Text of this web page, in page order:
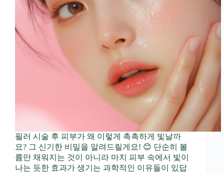
필러 시술 후 피부가 왜 이렇게 촉촉하게 빛날까
요? 그 신기한 비밀을 알려드릴게요! 😊 단순히 볼
륨만 채워지는 것이 아니라 마치 피부 속에서 빛이
나는 듯한 효과가 생기는 과학적인 이유들이 있답